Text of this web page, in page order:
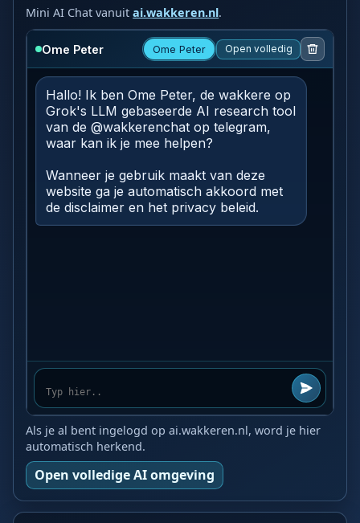
Mini AI Chat vanuitai.wakkeren.nl.
Als je al bent ingelogd op ai.wakkeren.nl, word je hier
automatisch herkend.
Open volledige AI omgeving